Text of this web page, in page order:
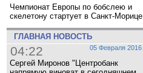
Чемпионат Европы по бобслею и
скелетону стартует в Санкт-Морице
ГЛАВНАЯ НОВОСТЬ
05 Февраля 2016
04:22
Сергей Миронов "Центробанк